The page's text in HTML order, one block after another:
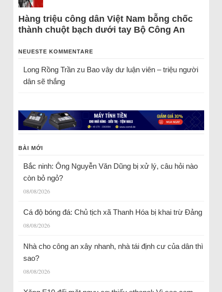
Hàng triệu công dân Việt Nam bỗng chốc
thành chuột bạch dưới tay Bộ Công An
NEUESTE KOMMENTARE
Long Rồng Trầnzu Bao vây dư luận viên – triệu người
dân sẽ thắng
BÀI MỚI
Bắc ninh: Ông Nguyễn Văn Dũng bị xử lý, câu hỏi nào
còn bỏ ngỏ?
08/08/2026
Cá độ bóng đá: Chủ tịch xã Thanh Hóa bị khai trừ Đảng
08/08/2026
Nhà cho công an xây nhanh, nhà tái định cư của dân thì
sao?
08/08/2026